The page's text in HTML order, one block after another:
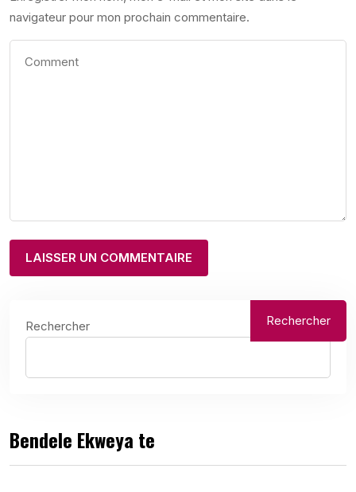
navigateur pour mon prochain commentaire.
Rechercher Rechercher
Bendele Ekweya te